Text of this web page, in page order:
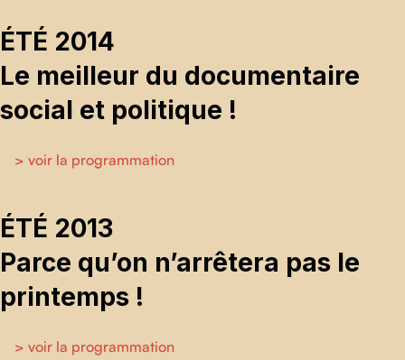
ÉTÉ 2014
Le meilleur du documentaire
social et politique !
> voir la programmation
ÉTÉ 2013
Parce qu’on n’arrêtera pas le
printemps !
> voir la programmation